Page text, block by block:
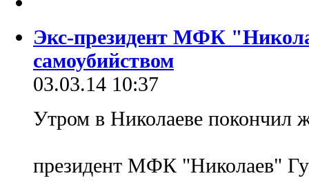
Экс-президент МФК
самоубийством
03.03.14 10:37
Утром в Николаеве покончил
президент МФК "Николаев"